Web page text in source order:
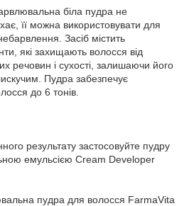
біла пудра не
її можна використовувати для
Засіб містить
які захищають волосся від
речовин і сухості, залишаючи його
Пудра забезпечує
до 6 тонів.
результату застосовуйте пудру
емульсією Cream Developer
пудра для волосся FarmaVita